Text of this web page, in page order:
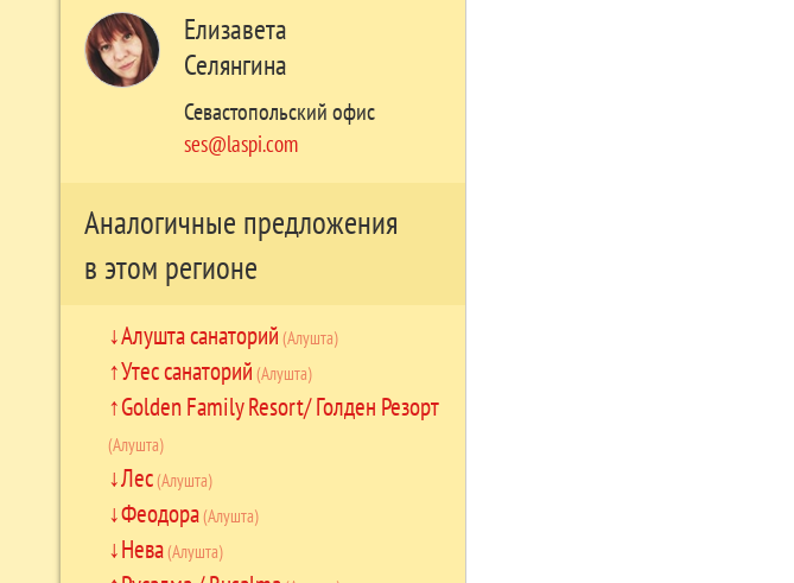
Елизавета
Селянгина
Севастопольский офис
ses@laspi.com
Аналогичные предложения
в этом регионе
Алушта санаторий (Алушта)
Утес санаторий (Алушта)
Golden Family Resort/ Голден Резорт
(Алушта)
Лес(Алушта)
Феодора(Алушта)
Нева(Алушта)